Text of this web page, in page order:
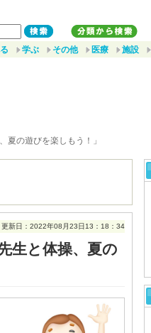
学ぶ その他 医療 施設
夏の遊びを楽しもう！」
更新日：2022年08月23日13：18：34
生と体操、夏の